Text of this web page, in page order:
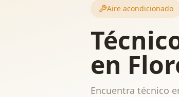
Aire acondicionado
en
Encuentra técnico